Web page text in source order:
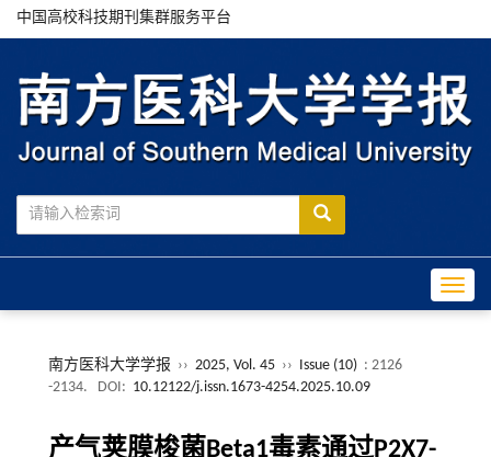
中国高校科技期刊集群服务平台
南方医科大学学报 ›› 2025, Vol. 45 ›› Issue (10) : 2126
-2134.
DOI: 10.12122/j.issn.1673-4254.2025.10.09
产气荚膜梭菌Beta1毒素通过P2X7-